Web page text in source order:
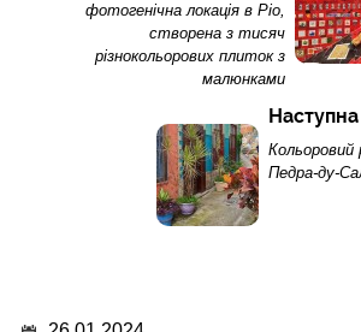
фотогенічна локація в Ріо,
створена з тисяч
різнокольорових плиток з
малюнками
Наступна
Кольоровий
Педра-ду-